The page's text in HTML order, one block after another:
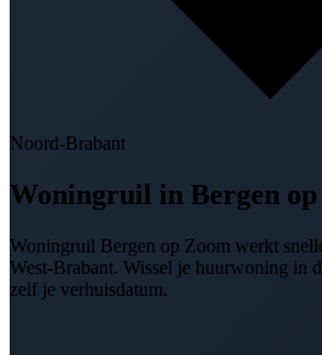
Noord-Brabant
Woningruil in Bergen
Woningruil Bergen op Zoom werkt
West-Brabant. Wissel je huurwoning in
zelf je verhuisdatum.